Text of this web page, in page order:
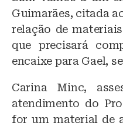
Guimarães, citada
relação de
que precisará
encaixe para Gael,
Carina Minc,
atendimento do
for um material de